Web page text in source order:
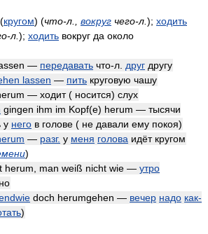
(кругом) (что-л., вокруг чего-л. ); ходить
л. ); ходить вокруг да около
— передавать что-л. друг другу
lassen — пить круговую чашу
— ходит ( носится) слух
gingen ihm im Kopf(e) herum — тысячи
у него в голове ( не давали ему покоя)
— разг. у меня голова идёт кругом
)
herum, man weiß nicht wie — утро
doch herumgehen — вечер надо как-
)